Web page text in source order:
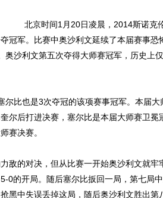
北京时间1月20日凌晨，2014斯诺克
冠军。比赛中奥沙利文延续了本届赛事恐
奥沙利文第五次夺得大师赛冠军，历史上
比也是3次夺冠的该项赛事冠军。本届大
尔后打进决赛，塞尔比是本届大师赛卫冕
赛决赛。
的对决，但从比赛一开始奥沙利文就牢
0的开局。随后塞尔比扳回一局，第七局
黑中失误丢掉这局，随后奥沙利文胜出第